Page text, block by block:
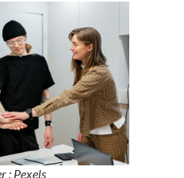
: Pexels